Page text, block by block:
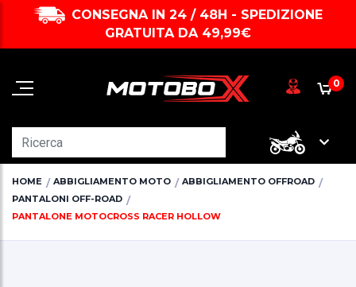
CONSEGNA IN 24 / 48H - SPEDIZIONE
GRATUITA DA 49,99€
0
HOME ABBIGLIAMENTO MOTO
ABBIGLIAMENTO OFFROAD
PANTALONI OFF-ROAD
PANTALONE MOTOCROSS RACER HOLLOW